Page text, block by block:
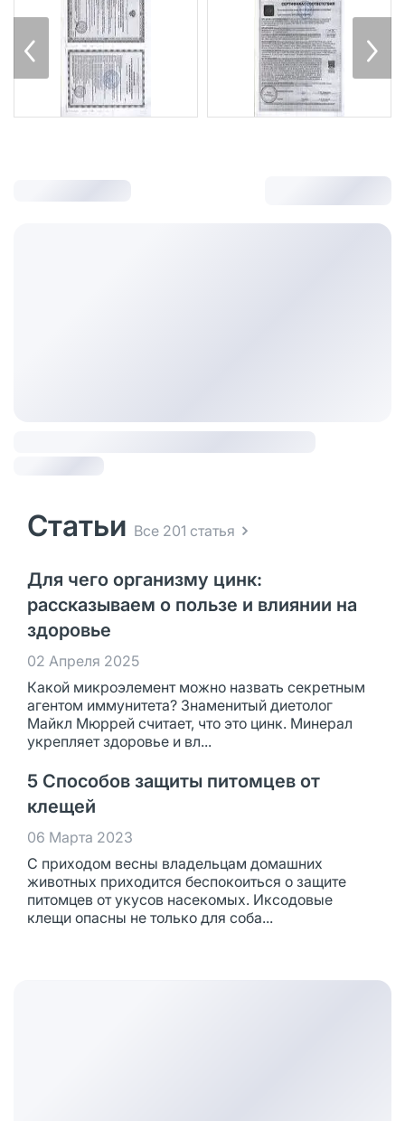
Статьи Все 201 статья
Для чего организму цинк:
рассказываем о пользе и влиянии на
здоровье
02 Апреля 2025
Какой микроэлемент можно назвать секретным
агентом иммунитета? Знаменитый диетолог
Майкл Мюррей считает, что это цинк. Минерал
укрепляет здоровье и вл...
5 Способов защиты питомцев от
клещей
06 Марта 2023
С приходом весны владельцам домашних
животных приходится беспокоиться о защите
питомцев от укусов насекомых. Иксодовые
клещи опасны не только для соба...